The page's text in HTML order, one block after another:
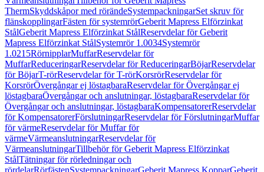
ThermSkyddskåpor med rörändeSystempackningarSet skruv för
flänskopplingarFästen för systemrörGeberit Mapress Elförzinkat
StålGeberit Mapress Elförzinkat StålReservdelar för Geberit
Mapress Elförzinkat StålSystemrör 1.0034Systemrör
1.0215RörnipplarMuffarReservdelar för
MuffarReduceringarReservdelar för ReduceringarBöjarReservdelar
för BöjarT-rörReservdelar för T-rörKorsrörReservdelar för
KorsrörÖvergångar ej löstagbaraReservdelar för Övergångar ej
löstagbaraÖvergångar och anslutningar, löstagbaraReservdelar för
Övergångar och anslutningar, löstagbaraKompensatorerReservdelar
för KompensatorerFörslutningarReservdelar för FörslutningarMuffar
för värmeReservdelar för Muffar för
värmeVärmeanslutningarReservdelar för
VärmeanslutningarTillbehör för Geberit Mapress Elförzinkat
StålTätningar för rörledningar och
rördelarRörfästenSystempackningarGeberit Mapress KopparGeberit